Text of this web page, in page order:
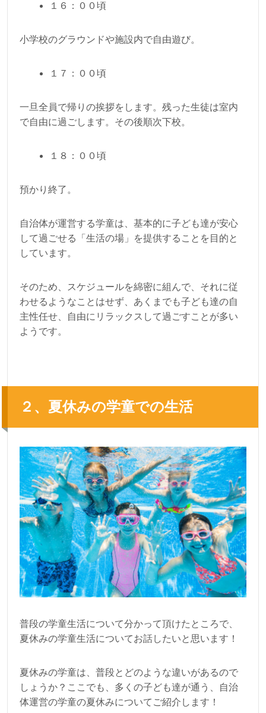
１６：００頃
小学校のグラウンドや施設内で自由遊び。
１７：００頃
一旦全員で帰りの挨拶をします。残った生徒は室内
で自由に過ごします。その後順次下校。
１８：００頃
預かり終了。
自治体が運営する学童は、基本的に子ども達が安心
して過ごせる「生活の場」を提供することを目的と
しています。
そのため、スケジュールを綿密に組んで、それに従
わせるようなことはせず、あくまでも子ども達の自
主性任せ、自由にリラックスして過ごすことが多い
ようです。
２、夏休みの学童での生活
普段の学童生活について分かって頂けたところで、
夏休みの学童生活についてお話したいと思います！
夏休みの学童は、普段とどのような違いがあるので
しょうか？ここでも、多くの子ども達が通う、自治
体運営の学童の夏休みについてご紹介します！